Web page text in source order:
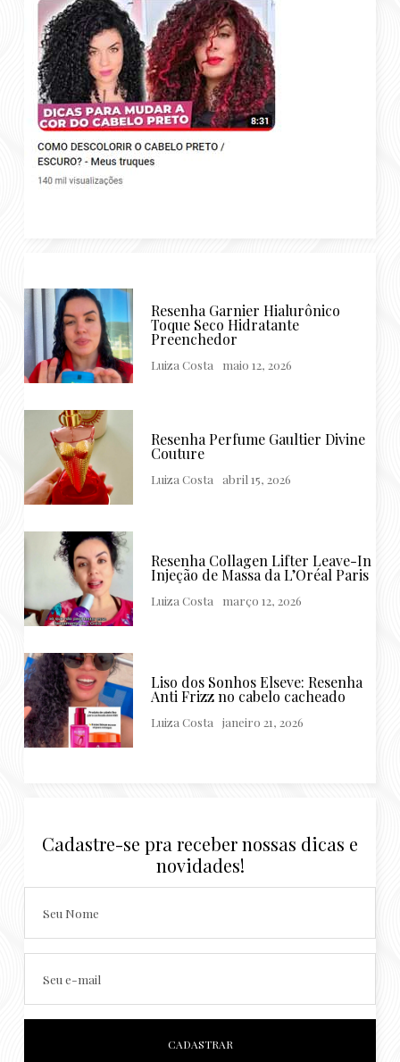
Resenha Garnier Hialurônico
Toque Seco Hidratante
Preenchedor
Luiza Costa maio 12, 2026
Resenha Perfume Gaultier Divine
Couture
Luiza Costa abril 15, 2026
Resenha Collagen Lifter Leave-In
Injeção de Massa da L’Oréal Paris
Luiza Costa março 12, 2026
Liso dos Sonhos Elseve: Resenha
Anti Frizz no cabelo cacheado
Luiza Costa janeiro 21, 2026
Cadastre-se pra receber nossas dicas e
novidades!
Seu Nome
Seu e-mail